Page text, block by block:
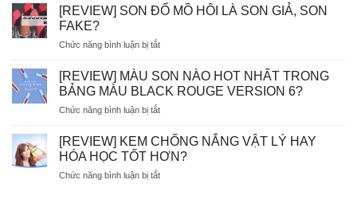
BÀO
HỌC
SẼ
BỊ
DA?
–
VICHY
LA
ROCHE
–
NÊN
BỎ
[REVIEW] SON ĐỔ MỒ HÔI LÀ SON GIẢ, SON
FAKE?
Chức năng bình luận bị tắtở
SON
ĐỔ
MỒ
HÔI
SON
GIẢ,
FAKE?
[REVIEW] MÀU SON NÀO HOT NHẤT TRONG
BẢNG MÀU BLACK ROUGE VERSION 6?
Chức năng bình luận bị tắtở
MÀU
SON
NÀO
HOT
[REVIEW] KEM CHỐNG NẮNG VẬT LÝ HAY
HÓA HỌC TỐT HƠN?
Chức năng bình luận bị tắtở